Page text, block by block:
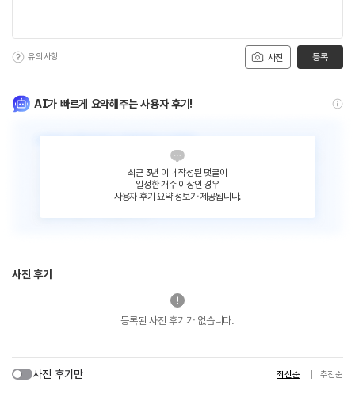
사진
유의사항 등록
AI가 빠르게 요약해주는 사용자 후기!
최근 3년 이내 작성된 댓글이
일정한 개수 이상인 경우
사용자 후기 요약 정보가 제공됩니다.
사진 후기
등록된 사진 후기가 없습니다.
사진 후기만 최신순 추천순